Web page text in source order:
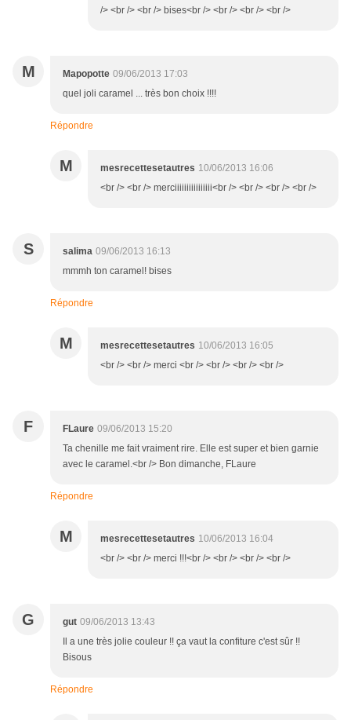
/> <br /> <br /> bises<br /> <br /> <br /> <br />
M Mapopotte 09/06/2013 17:03
quel joli caramel ... très bon choix !!!!
Répondre
M mesrecettesetautres 10/06/2013 16:06
<br /> <br /> merciiiiiiiiiiiiiiii<br /> <br /> <br /> <br />
S salima 09/06/2013 16:13
mmmh ton caramel! bises
Répondre
M mesrecettesetautres 10/06/2013 16:05
<br /> <br /> merci <br /> <br /> <br /> <br />
F FLaure 09/06/2013 15:20
Ta chenille me fait vraiment rire. Elle est super et bien garnie
avec le caramel.<br /> Bon dimanche, FLaure
Répondre
M mesrecettesetautres 10/06/2013 16:04
<br /> <br /> merci !!!<br /> <br /> <br /> <br />
G gut 09/06/2013 13:43
Il a une très jolie couleur !! ça vaut la confiture c'est sûr !!
Bisous
Répondre